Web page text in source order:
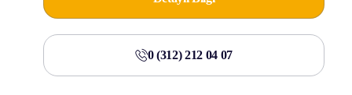
0 (312) 212 04 07